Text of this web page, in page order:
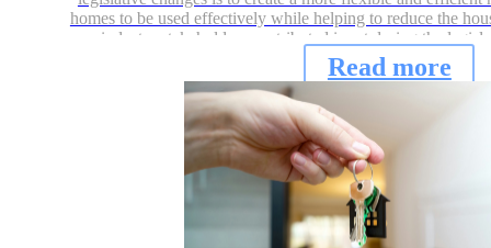
homes to be used effectively while helping to reduce the
industry stakeholders contributed input during the
Read more